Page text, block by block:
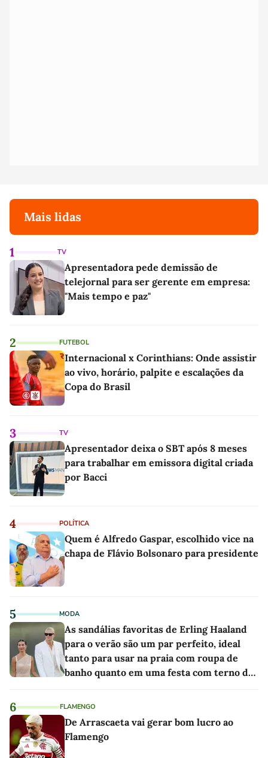
Mais lidas
1 TV
Apresentadora pede demissão de
telejornal para ser gerente em empresa:
"Mais tempo e paz"
2 FUTEBOL
Internacional x Corinthians: Onde assistir
ao vivo, horário, palpite e escalações da
Copa do Brasil
3 TV
Apresentador deixa o SBT após 8 meses
para trabalhar em emissora digital criada
por Bacci
4 POLÍTICA
Quem é Alfredo Gaspar, escolhido vice na
chapa de Flávio Bolsonaro para presidente
5 MODA
As sandálias favoritas de Erling Haaland
para o verão são um par perfeito, ideal
tanto para usar na praia com roupa de
banho quanto em uma festa com terno de
6 FLAMENGO
De Arrascaeta vai gerar bom lucro ao
Flamengo